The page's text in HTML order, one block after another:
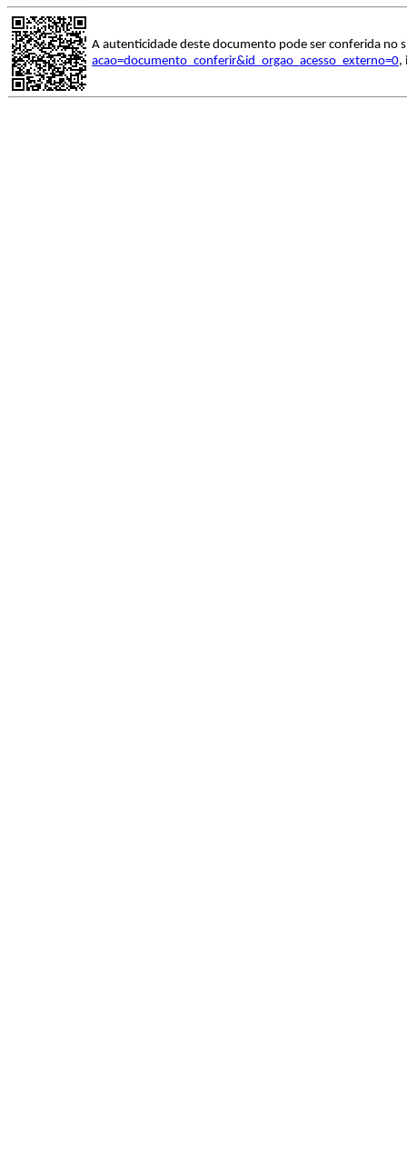
A autenticidade deste documento pode ser conferida no
acao=documento_conferir&id_orgao_acesso_externo=0,